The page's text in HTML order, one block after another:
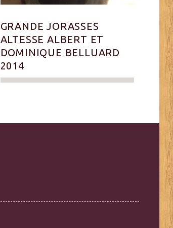
GRANDE JORASSES
ALTESSE ALBERT ET
DOMINIQUE BELLUARD
2014